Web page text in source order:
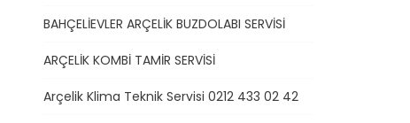
BAHÇELİEVLER ARÇELİK BUZDOLABI SERVİSİ
ARÇELİK KOMBİ TAMİR SERVİSİ
Arçelik Klima Teknik Servisi 0212 433 02 42